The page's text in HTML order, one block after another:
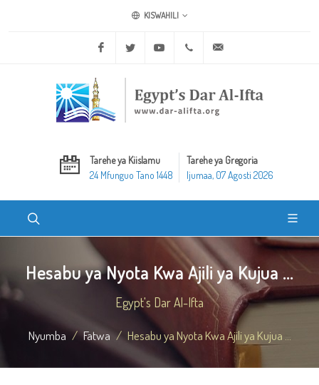
KISWAHILI
Facebook Twitter Youtube +20 2 25970400
Tarehe ya Kiislamu
24 Mfunguo Tano 1448
Tarehe ya Gregoria
Ijumaa, 07 Agosti 2026
Hesabu ya Nyota Kwa Ajili ya Kujua ...
Egypt's Dar Al-Ifta
Nyumba Fatwa Hesabu ya Nyota Kwa Ajili ya Kujua ...